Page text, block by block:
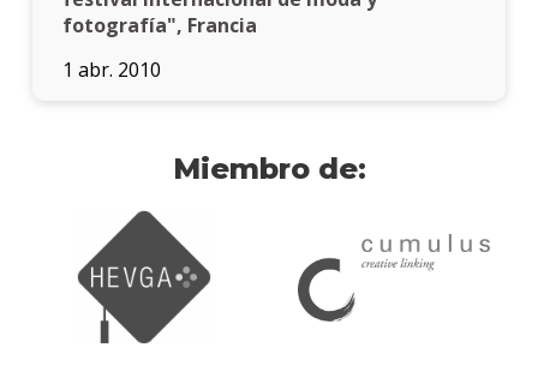
fotografía", Francia
1 abr. 2010
Miembro de: